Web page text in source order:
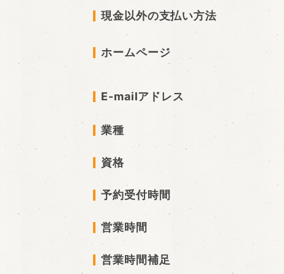
現金以外の支払い方法
ホームページ
E-mailアドレス
業種
資格
予約受付時間
営業時間
営業時間補足